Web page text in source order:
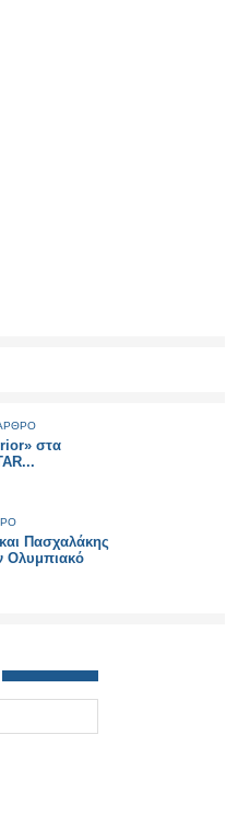
στα
Πασχαλάκης
Ολυμπιακό